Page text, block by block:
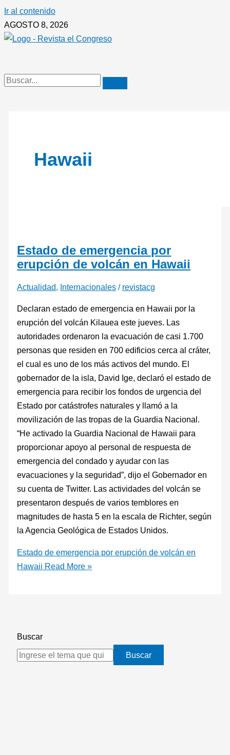
Ir al contenido
AGOSTO 8, 2026
Hawaii
Estado de emergencia por
erupción de volcán en Hawaii
Actualidad, Internacionales / revistacg
Declaran estado de emergencia en Hawaii por la
erupción del volcán Kilauea este jueves. Las
autoridades ordenaron la evacuación de casi 1.700
personas que residen en 700 edificios cerca al cráter,
el cual es uno de los más activos del mundo. El
gobernador de la isla, David Ige, declaró el estado de
emergencia para recibir los fondos de urgencia del
Estado por catástrofes naturales y llamó a la
movilización de las tropas de la Guardia Nacional.
“He activado la Guardia Nacional de Hawaii para
proporcionar apoyo al personal de respuesta de
emergencia del condado y ayudar con las
evacuaciones y la seguridad”, dijo el Gobernador en
su cuenta de Twitter. Las actividades del volcán se
presentaron después de varios temblores en
magnitudes de hasta 5 en la escala de Richter, según
la Agencia Geológica de Estados Unidos.
Estado de emergencia por erupción de volcán en
Hawaii Read More »
Buscar
Buscar